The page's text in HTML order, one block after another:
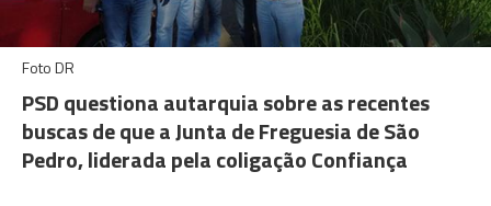
Foto DR
PSD questiona autarquia sobre as recentes
buscas de que a Junta de Freguesia de São
Pedro, liderada pela coligação Confiança